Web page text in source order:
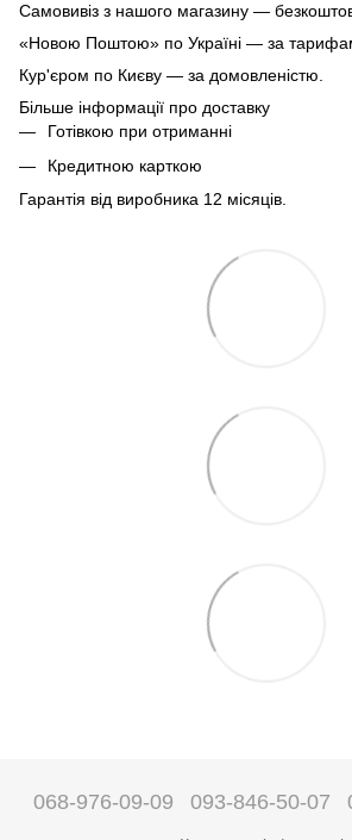
Самовивіз з нашого магазину —
«Новою Поштою» по Україні — за
Кур'єром по Києву — за домовленістю.
Більше інформації про доставку
Готівкою при отриманні
Кредитною карткою
Гарантія від виробника 12 місяців.
068-976-09-09 093-846-50-07